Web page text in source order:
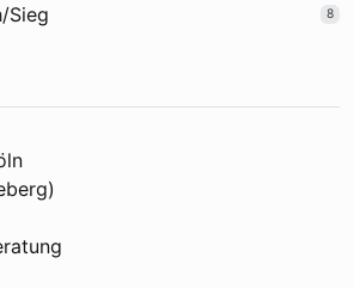
Sieg 8